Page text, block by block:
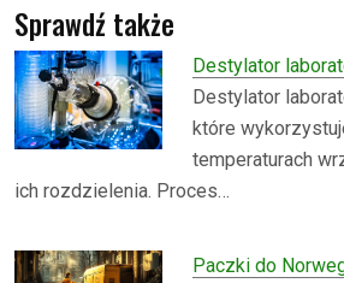
Sprawdź także
Destylator
Destylator
które
temperaturach
ich rozdzielenia. Proces…
Paczki do